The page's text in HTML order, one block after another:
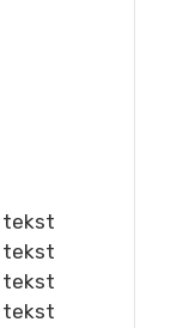
tekst
tekst
tekst
tekst